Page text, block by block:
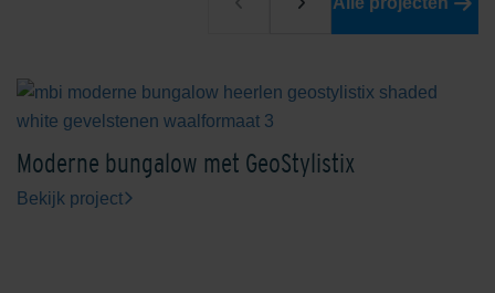
Moderne bungalow met GeoStylistix
Bekijk project